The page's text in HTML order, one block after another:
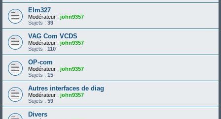
Elm327
Modérateur : john9357
Sujets : 39
VAG Com VCDS
Modérateur : john9357
Sujets : 110
OP-com
Modérateur : john9357
Sujets : 15
Autres interfaces de diag
Modérateur : john9357
Sujets : 59
Divers